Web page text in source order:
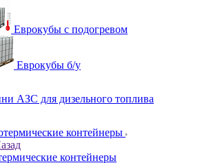
Еврокубы с подогревом
Еврокубы б/у
АЗС для дизельного топлива
контейнеры
контейнеры